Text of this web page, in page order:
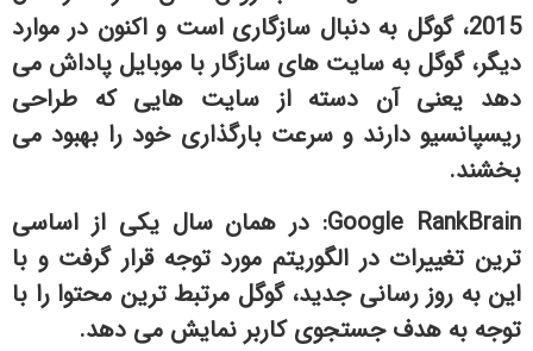
2015، گوگل به دنبال سازگاری است و اکنون در موارد
دیگر، گوگل به سایت های سازگار با موبایل پاداش می
دهد یعنی آن دسته از سایت هایی که طراحی
ریسپانسیو دارند و سرعت بارگذاری خود را بهبود می
بخشند.
Google RankBrain: در همان سال یکی از اساسی
ترین تغییرات در الگوریتم مورد توجه قرار گرفت و با
این به روز رسانی جدید، گوگل مرتبط ترین محتوا را با
توجه به هدف جستجوی کاربر نمایش می دهد.